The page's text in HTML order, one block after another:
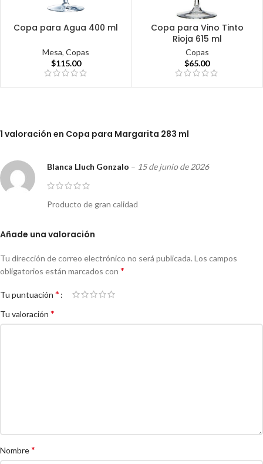
Copa para Agua 400 ml
Mesa,Copas
$115.00
Copa para Vino Tinto
Rioja 615 ml
Copas
$65.00
1 valoración en Copa para Margarita 283 ml
Blanca Lluch Gonzalo – 15 de junio de 2026
Producto de gran calidad
Añade una valoración
Tu dirección de correo electrónico no será publicada. Los campos
obligatorios están marcados con *
Tu puntuación *
Tu valoración *
Nombre*